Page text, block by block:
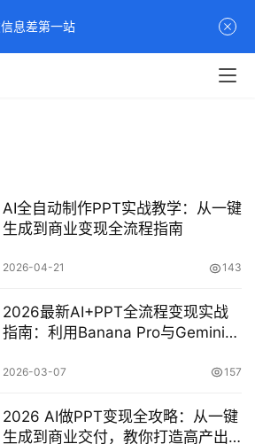
AI全自动制作PPT实战教学：从一键
生成到商业变现全流程指南
2026-04-21 143
2026最新AI+PPT全流程变现实战
指南：利用Banana Pro与Gemini实
2026-03-07 157
2026 AI做PPT变现全攻略：从一键
生成到商业交付，教你打造高产出
息差第一站